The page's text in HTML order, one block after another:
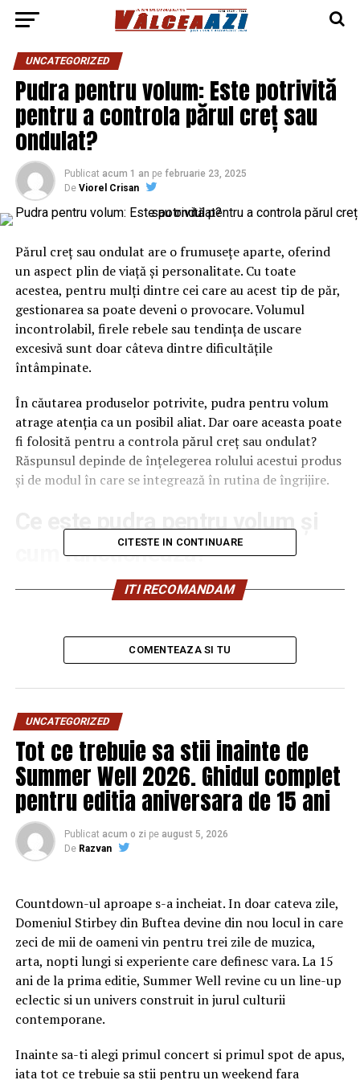
UNCATEGORIZED
Pudra pentru volum: Este potrivită
pentru a controla părul creț sau
ondulat?
Publicat acum 1 an pe februarie 23, 2025
De Viorel Crisan
Părul creț sau ondulat are o frumusețe aparte, oferind
un aspect plin de viață și personalitate. Cu toate
acestea, pentru mulți dintre cei care au acest tip de păr,
gestionarea sa poate deveni o provocare. Volumul
incontrolabil, firele rebele sau tendința de uscare
excesivă sunt doar câteva dintre dificultățile
întâmpinate.
În căutarea produselor potrivite, pudra pentru volum
atrage atenția ca un posibil aliat. Dar oare aceasta poate
fi folosită pentru a controla părul creț sau ondulat?
Răspunsul depinde de înțelegerea rolului acestui produs
și de modul în care se integrează în rutina de îngrijire.
Ce este pudra pentru volum și
cum funcționează?
Pudra pentru volum este un produs destinat în
doresc un aspect mai bogat. Este formulată din
ingrediente precum silice sau polimeri care creează
aderență între firele de păr, ridicându-le și oferindu-le o
excesul de sebum de la rădăcină, oferind o senzație de
prospețime și un aspect mat.
În cazul părului creț sau ondulat, textura naturală a
părului face ca volumul să fie adesea un atribut deja
existent. Totuși, pudra pentru volum poate avea alte
beneficii neașteptate, cum ar fi definirea buclelor,
reducerea aspectului neuniform și controlul firelor
Cum poate ajuta pudra pentru
volum la controlul părului creț
sau ondulat?
ar fi cremele de styling sau gelurile, sunt utilizate
pentru a defini și hidrata buclele, pudra pentru volum
CITESTE IN CONTINUARE
ITI RECOMANDAM
COMENTEAZA SI TU
UNCATEGORIZED
Tot ce trebuie sa stii inainte de
Summer Well 2026. Ghidul complet
pentru editia aniversara de 15 ani
Publicat acum o zi pe august 5, 2026
De Razvan
Countdown-ul aproape s-a incheiat. In doar cateva zile,
Domeniul Stirbey din Buftea devine din nou locul in care
zeci de mii de oameni vin pentru trei zile de muzica,
arta, nopti lungi si experiente care definesc vara. La 15
ani de la prima editie, Summer Well revine cu un line-up
eclectic si un univers construit in jurul culturii
contemporane.
Inainte sa-ti alegi primul concert si primul spot de apus,
iata tot ce trebuie sa stii pentru un weekend fara